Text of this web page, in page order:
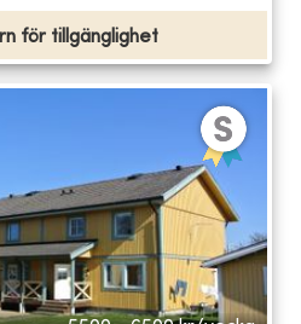
för tillgänglighet